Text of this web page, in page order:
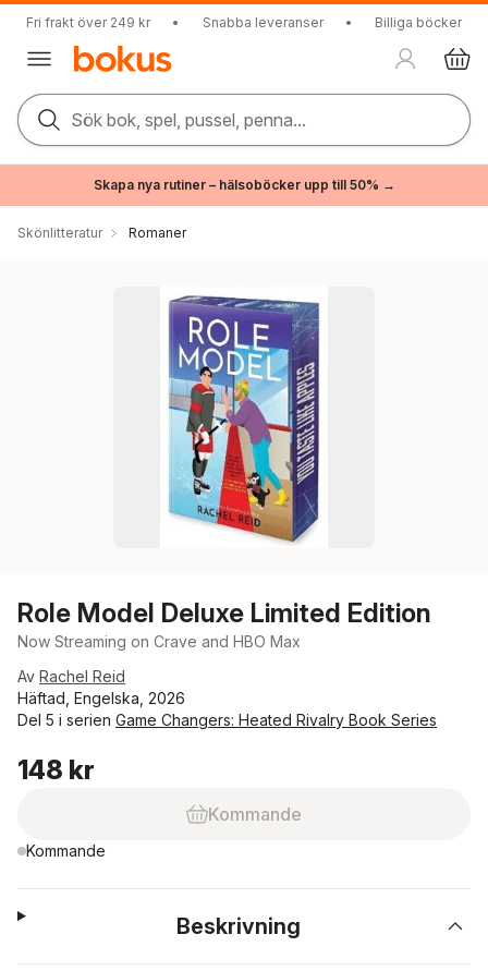
Fri frakt över 249 kr • Snabba leveranser • Billiga böcker
Sök bok, spel, pussel, penna...
Skapa nya rutiner – hälsoböcker upp till 50% →
Skönlitteratur Romaner
Role Model Deluxe Limited Edition
Now Streaming on Crave and HBO Max
Av Rachel Reid
Häftad, Engelska, 2026
Del 5 i serien Game Changers: Heated Rivalry Book Series
148 kr
Kommande
Kommande
Beskrivning